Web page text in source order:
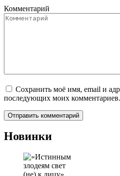
Комментарий
Сохранить моё имя, email и
последующих моих комментариев.
Новинки